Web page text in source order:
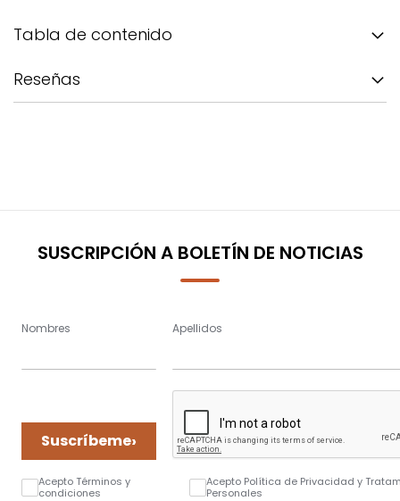
Tabla de contenido
Reseñas
SUSCRIPCIÓN A BOLETÍN DE NOTICIAS
Nombres Apellidos
Suscríbeme›
Acepto Términos y
condiciones
Acepto Política de Privacidad y
Personales